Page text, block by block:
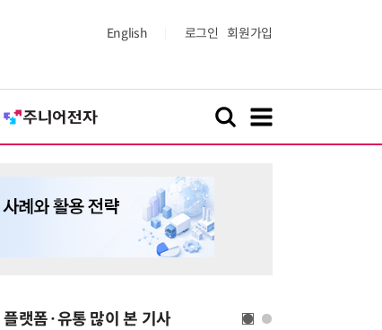
English 로그인 회원가입
플랫폼·유통 많이 본 기사